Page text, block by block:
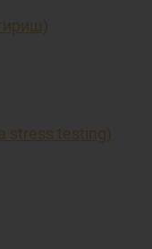
stress testing)